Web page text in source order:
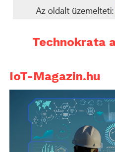
Technokrata
IoT-Magazin.hu